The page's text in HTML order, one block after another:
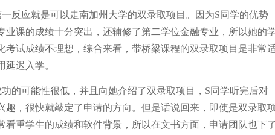
反应就是可以走南加州大学的双录取项目。因为S同学的优势
课的成绩十分突出，还辅修了第二学位金融专业，所以她的
试成绩不理想，综合来看，带桥梁课程的双录取项目是非常
迟入学。
的可能性很低，并且向她介绍了双录取项目，S同学听完后对
，很快就敲定了申请的方向。但是话说回来，即使是双录取
重学生的成绩和软件背景，所以在文书方面，申请团队也下